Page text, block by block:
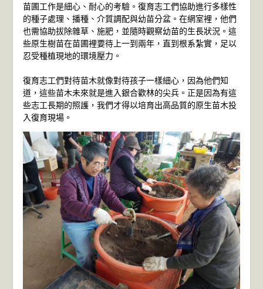
苗圃工作是細心、耐心的考驗。復育志工們協助進行多樣性
的種子處理、播種、介質調配與幼苗分盆。在網室裡，他們
也需協助拔除雜草、施肥，並隨時觀察幼苗的生長狀況。這
些原生樹苗在苗圃裡要待上一到兩年，直到根系紮實，足以
忍受種植現地的環境壓力。
復育志工們對待苗木就像對待孩子一樣細心，因為他們知
道，這些苗木未來就是進入銀合歡林的尖兵。正是因為有這
些志工長期的照護，我們才得以培育出高品質的原生苗木投
入復育現場。